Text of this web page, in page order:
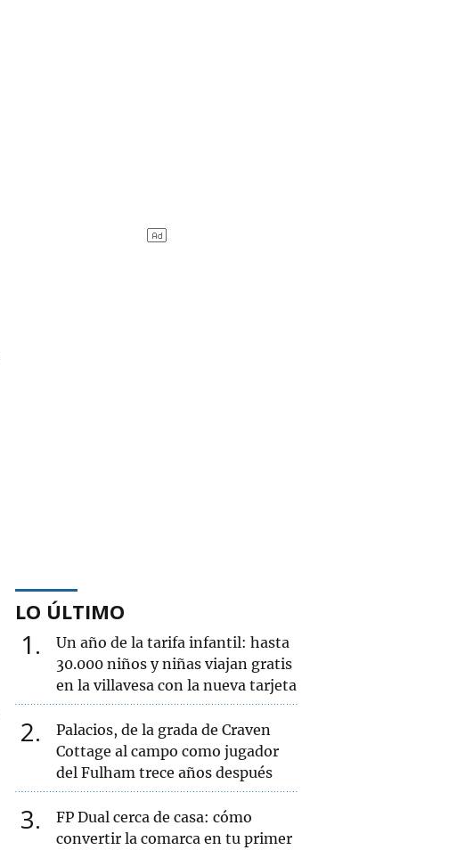
LO ÚLTIMO
1
Un año de la tarifa infantil: hasta
30.000 niños y niñas viajan gratis
en la villavesa con la nueva tarjeta
2
Palacios, de la grada de Craven
Cottage al campo como jugador
del Fulham trece años después
3
FP Dual cerca de casa: cómo
convertir la comarca en tu primer